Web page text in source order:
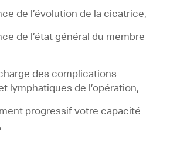
de l’évolution de la cicatrice,
de l’état général du membre
des complications
lymphatiques de l’opération,
progressif votre capacité